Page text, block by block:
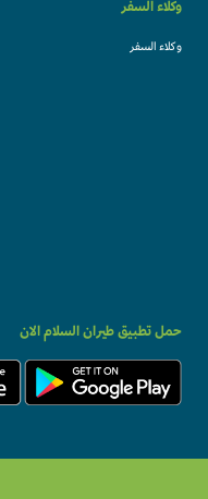
وكلاء السفر
وكلاء السفر
حمل تطبيق طيران السلام الان